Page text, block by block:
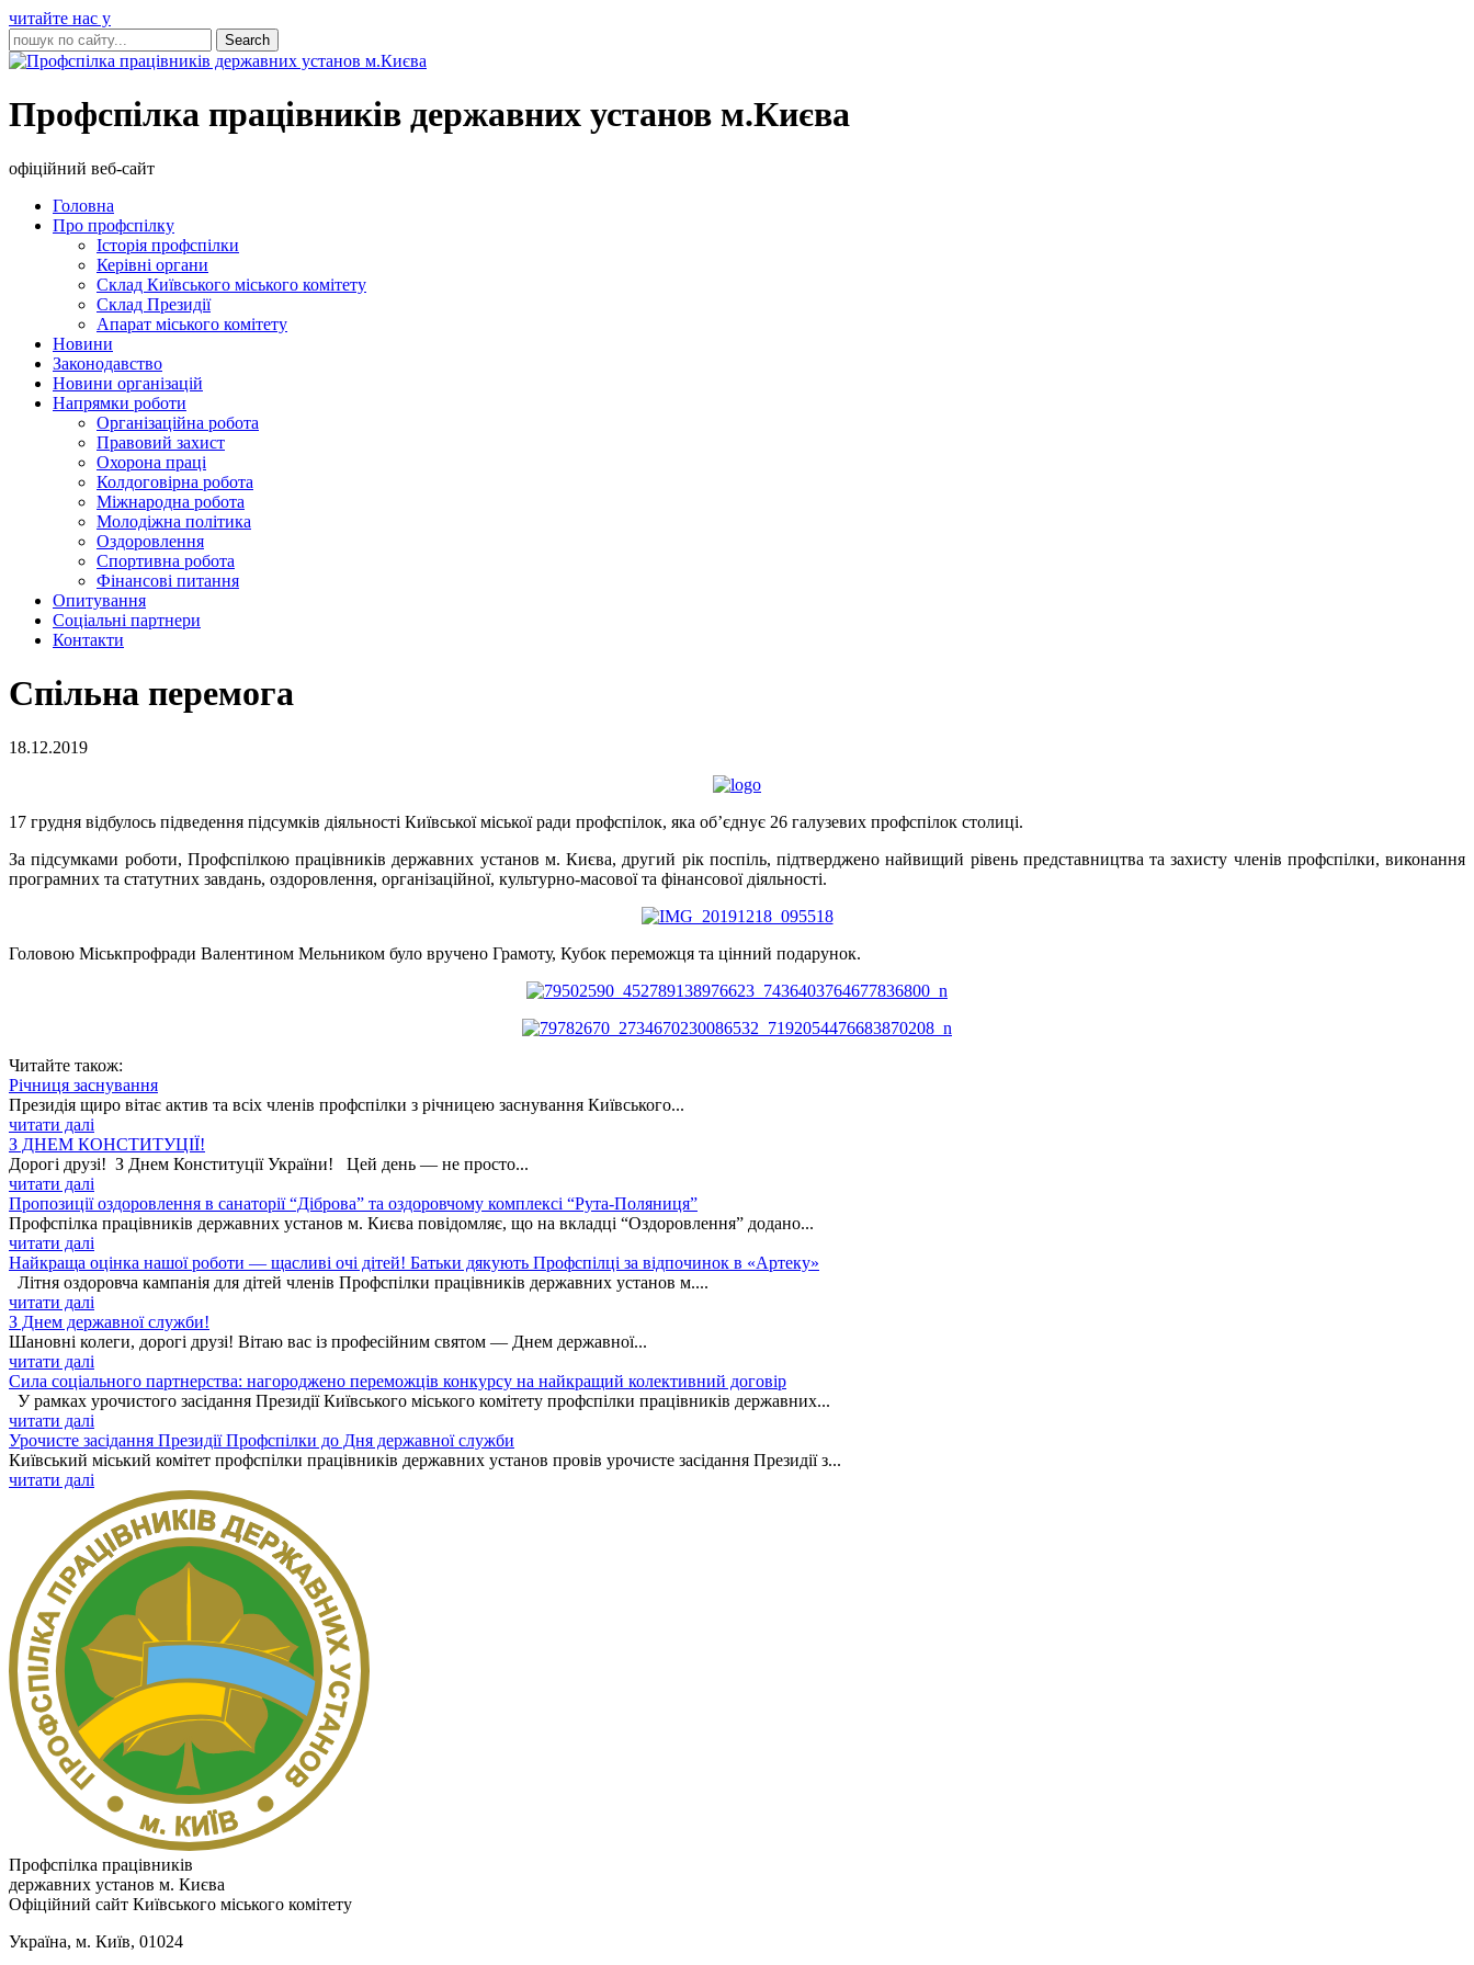
читайте нас у
Профспілка працівників державних установ м.Києва
офіційний веб-сайт
Головна
Про профспілку
Історія профспілки
Керівні органи
Склад Київського міського комітету
Склад Президії
Апарат міського комітету
Новини
Законодавство
Новини організацій
Напрямки роботи
Організаційна робота
Правовий захист
Охорона праці
Колдоговірна робота
Міжнародна робота
Молодіжна політика
Оздоровлення
Спортивна робота
Фінансові питання
Опитування
Соціальні партнери
Контакти
Спільна перемога
18.12.2019
17 грудня відбулось підведення підсумків діяльності Київської міської ради профспілок, яка об’єднує 26 галузевих профспілок столиці.
За підсумками роботи, Профспілкою працівників державних установ м. Києва, другий рік поспіль, підтверджено найвищий рівень представництва та захисту членів профспілки, виконання
програмних та статутних завдань, оздоровлення, організаційної, культурно-масової та фінансової діяльності.
Головою Міськпрофради Валентином Мельником було вручено Грамоту, Кубок переможця та цінний подарунок.
Читайте також:
Річниця заснування
Президія щиро вітає актив та всіх членів профспілки з річницею заснування Київського...
читати далі
З ДНЕМ КОНСТИТУЦІЇ!
Дорогі друзі! З Днем Конституції України! Цей день — не просто...
читати далі
Пропозиції оздоровлення в санаторії “Діброва” та оздоровчому комплексі “Рута-Поляниця”
Профспілка працівників державних установ м. Києва повідомляє, що на вкладці “Оздоровлення” додано...
читати далі
Найкраща оцінка нашої роботи — щасливі очі дітей! Батьки дякують Профспілці за відпочинок в «Артеку»
Літня оздоровча кампанія для дітей членів Профспілки працівників державних установ м....
читати далі
З Днем державної служби!
Шановні колеги, дорогі друзі! Вітаю вас із професійним святом — Днем державної...
читати далі
Сила соціального партнерства: нагороджено переможців конкурсу на найкращий колективний договір
У рамках урочистого засідання Президії Київського міського комітету профспілки працівників державних...
читати далі
Урочисте засідання Президії Профспілки до Дня державної служби
Київський міський комітет профспілки працівників державних установ провів урочисте засідання Президії з...
читати далі
Профспілка працівників
державних установ м. Києва
Офіційний сайт Київського міського комітету
Україна, м. Київ, 01024